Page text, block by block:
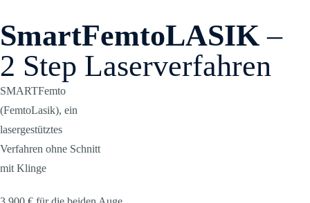
SmartFemtoLASIK –
2 Step Laserverfahren
SMARTFemto
(FemtoLasik), ein
lasergestütztes
Verfahren ohne Schnitt
mit Klinge